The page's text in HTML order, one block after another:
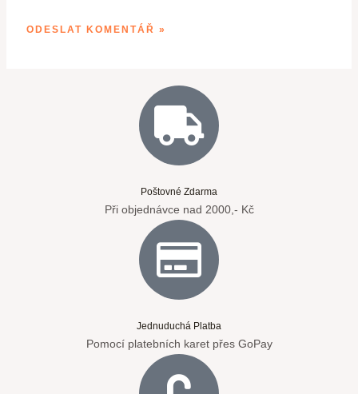
Poštovné Zdarma
Při objednávce nad 2000,- Kč
Jednuduchá Platba
Pomocí platebních karet přes GoPay